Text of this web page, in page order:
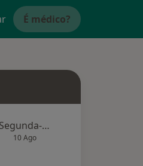
É médico?
Segunda-feira
10 Ago